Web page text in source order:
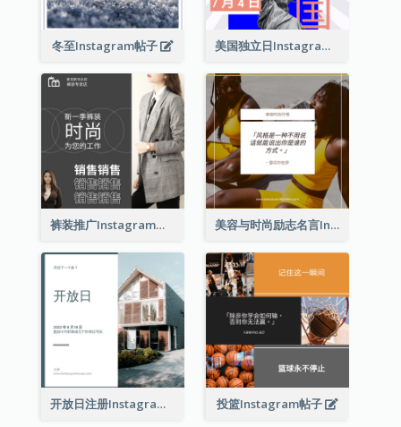
冬至Instagram帖子 美国独立日Instagram帖子
裤装推广Instagram帖子 美容与时尚励志名言Instagram帖子
开放日注册Instagram帖子 投篮Instagram帖子